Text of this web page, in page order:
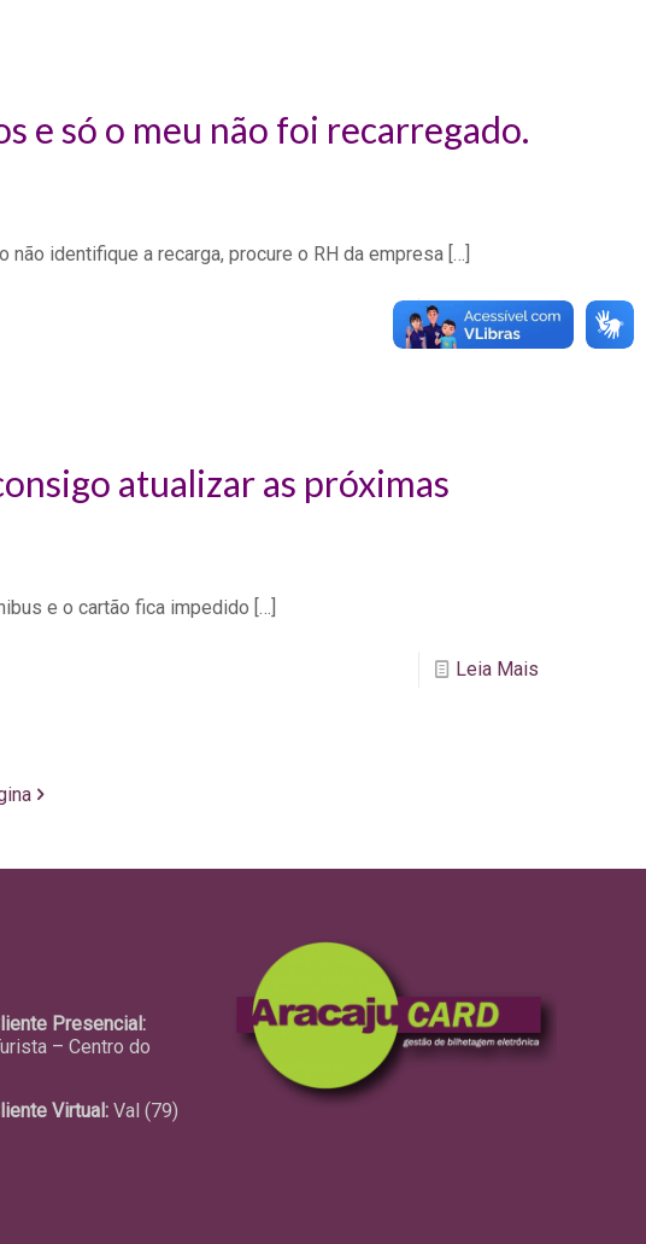
e só o meu não foi recarregado.
identifique a recarga, procure o RH da empresa […]
Leia Mais
atualizar as próximas
e o cartão fica impedido […]
Leia Mais
Presencial:
– Centro do
Virtual: Val (79)